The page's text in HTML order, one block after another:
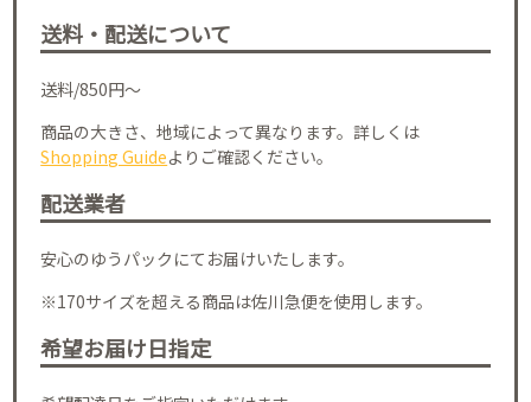
送料・配送について
送料/850円～
商品の大きさ、地域によって異なります。詳しくは
Shopping Guideよりご確認ください。
配送業者
安心のゆうパックにてお届けいたします。
※170サイズを超える商品は佐川急便を使用します。
希望お届け日指定